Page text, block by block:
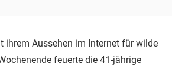
ihrem Aussehen im Internet für wilde
feuerte die 41-jährige